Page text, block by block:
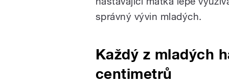
správný vývin mladých.
Každý z mladých
centimetrů